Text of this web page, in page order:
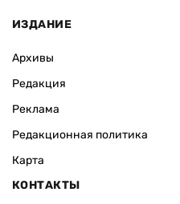
ИЗДАНИЕ
Архивы
Редакция
Реклама
Редакционная политика
Карта
КОНТАКТЫ